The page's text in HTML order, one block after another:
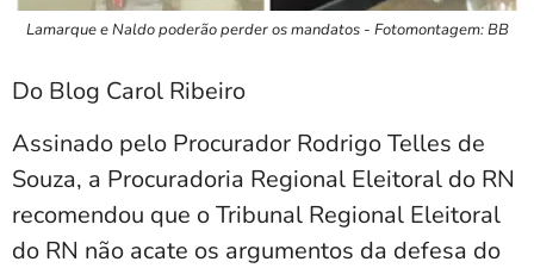
Lamarque e Naldo poderão perder os mandatos - Fotomontagem: BB
Do Blog Carol Ribeiro
Assinado pelo Procurador Rodrigo Telles de
Souza, a Procuradoria Regional Eleitoral do RN
recomendou que o Tribunal Regional Eleitoral
do RN não acate os argumentos da defesa do